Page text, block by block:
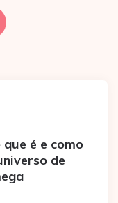
é e como
de